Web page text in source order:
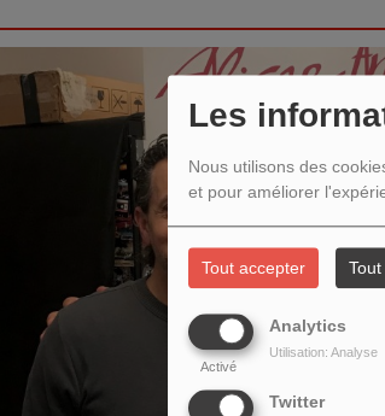
Les
Nous utilisons des
et pour améliorer
Tout accepter
Analytics
Activé
Utilisation: Analyse
Twitter